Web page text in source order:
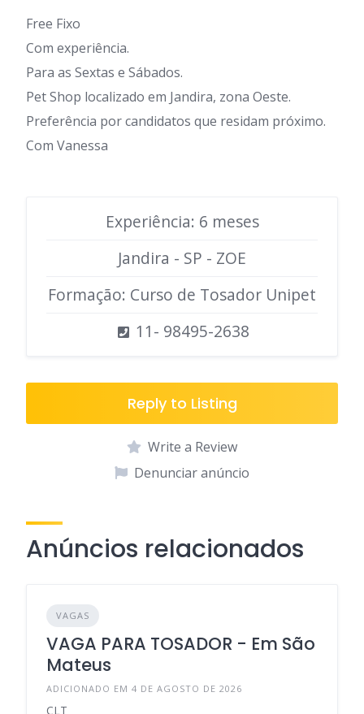
Free Fixo
Com experiência.
Para as Sextas e Sábados.
Pet Shop localizado em Jandira, zona Oeste.
Preferência por candidatos que residam próximo.
Com Vanessa
Experiência: 6 meses
Jandira - SP - ZOE
Formação: Curso de Tosador Unipet
11- 98495-2638
Reply to Listing
Write a Review
Denunciar anúncio
Anúncios relacionados
VAGAS
VAGA PARA TOSADOR - Em São
Mateus
ADICIONADO EM 4 DE AGOSTO DE 2026
CLT